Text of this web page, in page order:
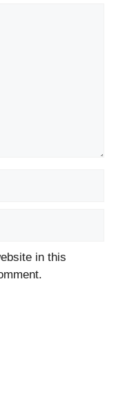
in this